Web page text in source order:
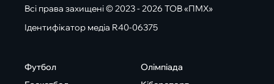
Всі права захищені © 2023 - 2026 ТОВ «ПМХ»
Ідентифікатор медіа R40-06375
Футбол
Олімпіада